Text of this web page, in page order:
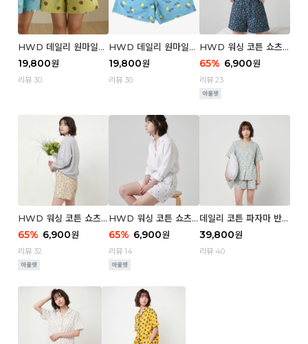
HWD 데일리 원마일
쇼츠 - 03 Poodle (우
먼)
19,800원
리뷰 30
HWD 데일리 원마일
쇼츠 - 02 Chouchou
(우먼)
19,800원
리뷰 30
HWD 워싱 코튼 쇼츠
(우먼) - 03 Berry tre
e
65% 6,900원
리뷰 23
HWD 워싱 코튼 쇼츠
(우먼) - 02 Retro flo
wer
65% 6,900원
리뷰 32
HWD 워싱 코튼 쇼츠
(우먼) - 01 Blue whal
e
65% 6,900원
리뷰 14
데일리 코튼 파자마 반팔
세트 (우먼) - 03 Sum
mer lane
39,800원
리뷰 40